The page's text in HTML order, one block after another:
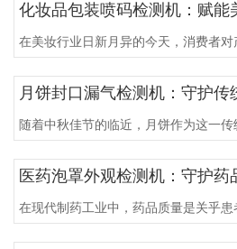
化妆品包装喷码检测机：赋能
在美妆行业日新月异的今天，消费者对
月饼封口漏气检测机：守护传
随着中秋佳节的临近，月饼作为这一
医药泡罩外观检测机：守护药
在现代制药工业中，药品质量是关乎患